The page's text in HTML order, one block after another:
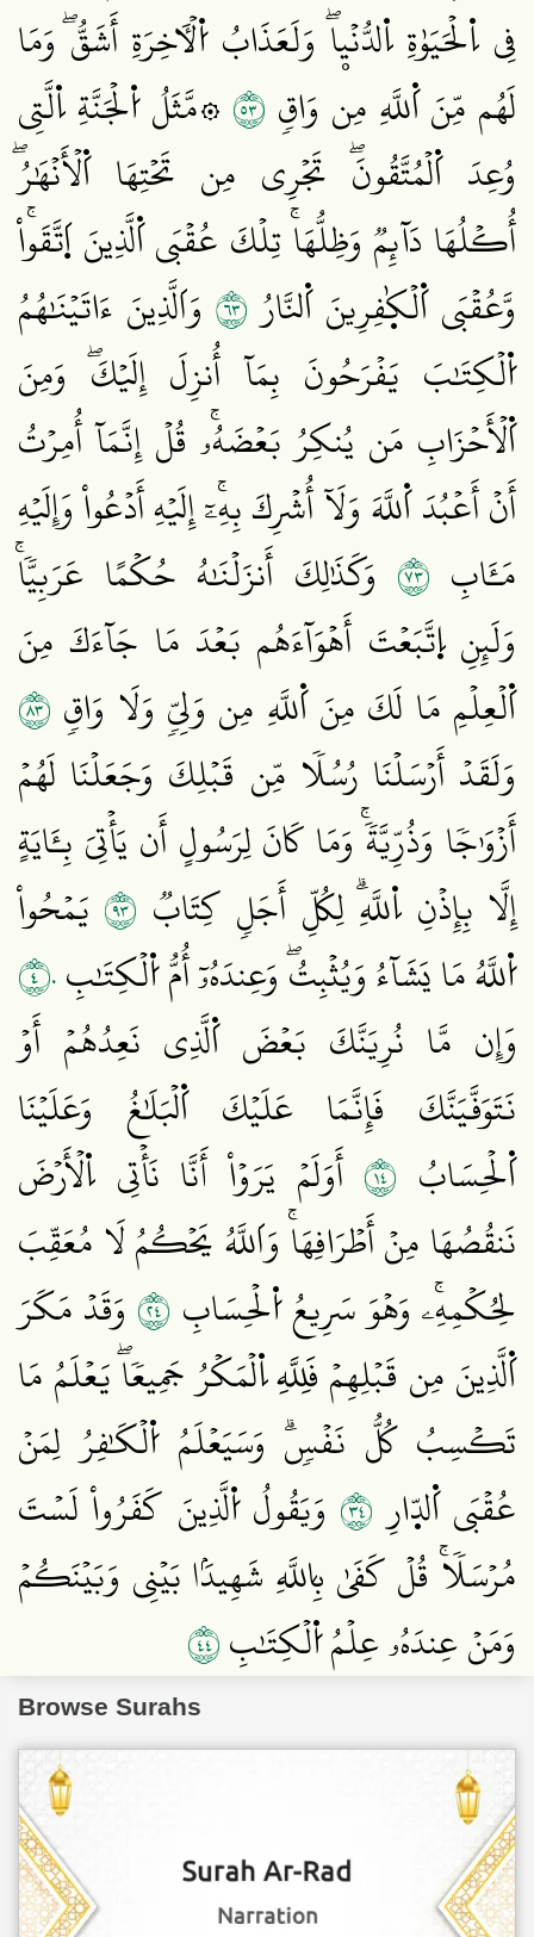
فِي اِ۬لۡحَيَوٰةِ اِ۬لدُّنۡيۭاۖ وَلَعَذَابُ اُ۬لۡأٓخِرَةِ أَشَقُّۖ وَمَا
لَهُم مِّنَ اَ۬للَّهِ مِن وَاقٖ ٣٥ ۞مَّثَلُ اُ۬لۡجَنَّةِ اِ۬لَّتِي
وُعِدَ اَ۬لۡمُتَّقُونَۖ تَجۡرِي مِن تَحۡتِهَا اَ۬لۡأَنۡهَٰرُۖ
أُكۡلُهَا دَآئِمٞ وَظِلُّهَاۚ تِلۡكَ عُقۡبَى اَ۬لَّذِينَ اَ۪تَّقَواْۚ
وَّعُقۡبَى اَ۬لۡكٰ۪فِرِينَ اَ۬لنَّارُ٣٦ وَاَلَّذِينَ ءَاتَيۡنَٰهُمُ
اُ۬لۡكِتَٰبَ يَفۡرَحُونَ بِمَآ أُنزِلَ إِلَيۡكَۖ وَمِنَ
اَ۬لۡأَحۡزَابِ مَن يُنكِرُ بَعۡضَهُۥۚ قُلۡ إِنَّمَآ أُمِرۡتُ
أَنۡ أَعۡبُدَ اَ۬للَّهَ وَلَآ أُشۡرِكَ بِهِۦٓۚ إِلَيۡهِ أَدۡعُواْ وَإِلَيۡهِ
مَـَٔابِ ٣٧ وَكَذَٰلِكَ أَنزَلۡنَٰهُ حُكۡمًا عَرَبِيّٗاۚ
وَلَئِنِ اِ۪تَّبَعۡتَ أَهۡوَآءَهُم بَعۡدَ مَا جَآءَكَ مِنَ
اَ۬لۡعِلۡمِ مَا لَكَ مِنَ اَ۬للَّهِ مِن وَلِيّٖ وَلَا وَاقٖ ٣٨
وَلَقَدۡ أَرۡسَلۡنَا رُسُلٗا مِّن قَبۡلِكَ وَجَعَلۡنَا لَهُمۡ
أَزۡوَٰجٗا وَذُرِّيَّةٗۚ وَمَا كَانَ لِرَسُولٍ أَن يَأۡتِيَ بِـَٔايَةٍ
إِلَّا بِإِذۡنِ اِ۬للَّهِۗ لِكُلِّ أَجَلٖ كِتَابٞ ٣٩ يَمۡحُواْ
اُ۬للَّهُ مَا يَشَآءُ وَيُثۡبِتُۖ وَعِندَهُۥٓ أُمُّ اُ۬لۡكِتَٰبِ٤٠
وَإِن مَّا نُرِيَنَّكَ بَعۡضَ اَ۬لَّذِي نَعِدُهُمۡ أَوۡ
نَتَوَفَّيَنَّكَ فَإِنَّمَا عَلَيۡكَ اَ۬لۡبَلَٰغُ وَعَلَيۡنَا
اَ۬لۡحِسَابُ ٤١ أَوَلَمۡ يَرَوۡاْ أَنَّا نَأۡتِي اِ۬لۡأَرۡضَ
نَنقُصُهَا مِنۡ أَطۡرَافِهَاۚ وَاَللَّهُ يَحۡكُمُ لَا مُعَقِّبَ
لِحُكۡمِهِۦۚ وَهۡوَ سَرِيعُ اُ۬لۡحِسَابِ ٤٢ وَقَدۡ مَكَرَ
اَ۬لَّذِينَ مِن قَبۡلِهِمۡ فَلِلَّهِ اِ۬لۡمَكۡرُ جَمِيعٗاۖ يَعۡلَمُ مَا
تَكۡسِبُ كُلُّ نَفۡسٖۗ وَسَيَعۡلَمُ اُ۬لۡكَٰفِرُ لِمَنۡ
عُقۡبَى اَ۬لدّ۪ارِ٤٣ وَيَقُولُ اُ۬لَّذِينَ كَفَرُواْ لَسۡتَ
مُرۡسَلٗاۚ قُلۡ كَفَىٰ بِاللَّهِ شَهِيدَۢا بَيۡنِي وَبَيۡنَكُمۡ
وَمَنۡ عِندَهُۥ عِلۡمُ اُ۬لۡكِتَٰبِ٤٤
Browse Surahs